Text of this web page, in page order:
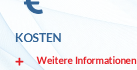
KOSTEN
Weitere Informationen